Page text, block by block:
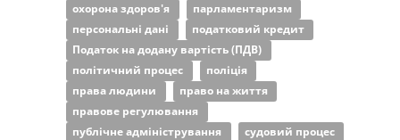
охорона здоров'я
парламентаризм
персональні дані
податковий кредит
Податок на додану вартість (ПДВ)
політичний процес
поліція
права людини
право на життя
правове регулювання
публічне адміністрування
судовий процес